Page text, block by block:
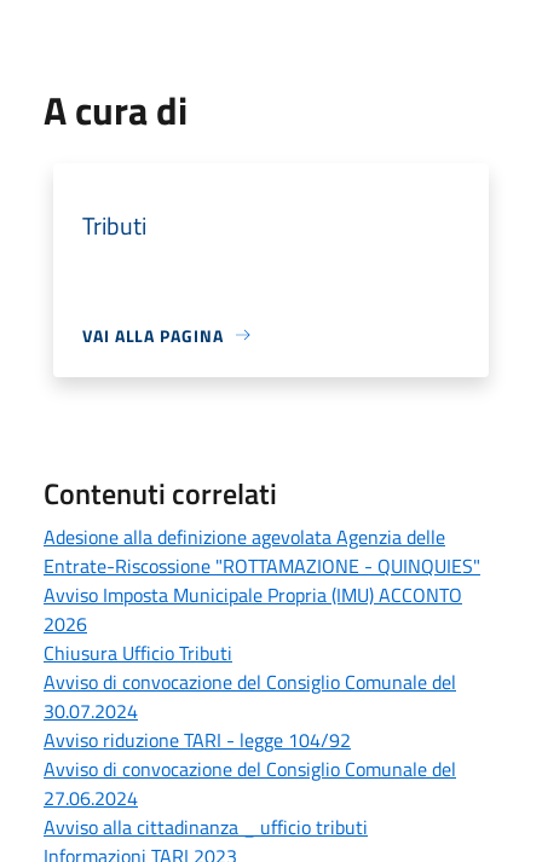
A cura di
Tributi
VAI ALLA PAGINA
Contenuti correlati
Adesione alla definizione agevolata Agenzia delle
Entrate-Riscossione "ROTTAMAZIONE - QUINQUIES"
Avviso Imposta Municipale Propria (IMU) ACCONTO
2026
Chiusura Ufficio Tributi
Avviso di convocazione del Consiglio Comunale del
30.07.2024
Avviso riduzione TARI - legge 104/92
Avviso di convocazione del Consiglio Comunale del
27.06.2024
Avviso alla cittadinanza _ ufficio tributi
Informazioni TARI 2023